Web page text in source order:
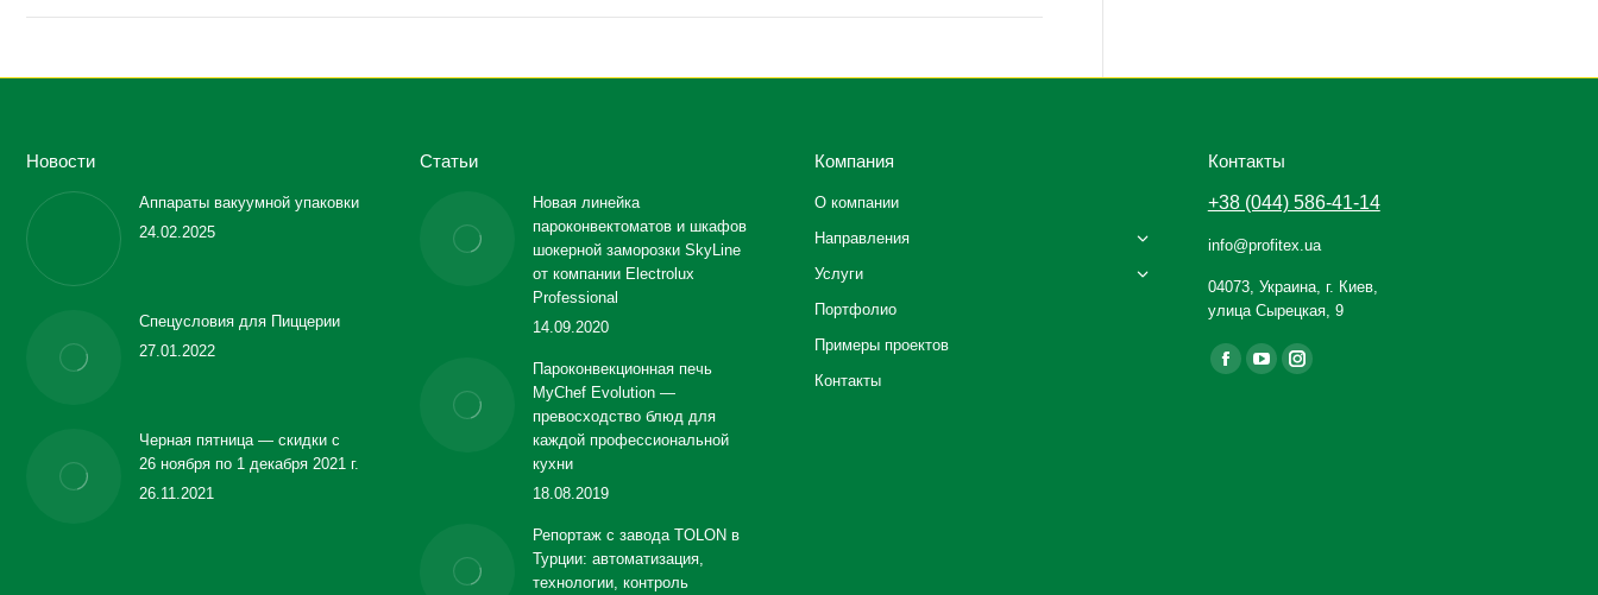
Новости
Аппараты вакуумной упаковки
24.02.2025
Спецусловия для Пиццерии
27.01.2022
Черная пятница — скидки с
26 ноября по 1 декабря 2021 г.
26.11.2021
Статьи
Новая линейка
пароконвектоматов и шкафов
шокерной заморозки SkyLine
от компании Electrolux
Professional
14.09.2020
Пароконвекционная печь
MyChef Evolution —
превосходство блюд для
каждой профессиональной
кухни
18.08.2019
Репортаж с завода TOLON в
Турции: автоматизация,
технологии, контроль
Компания
О компании
Направления
Услуги
Портфолио
Примеры проектов
Контакты
Контакты
+38 (044) 586-41-14
info@profitex.ua
04073, Украина, г. Киев,
улица Сырецкая, 9
Ищите нас:
Facebook
YouTubeInstagram